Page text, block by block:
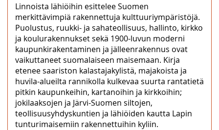
Linnoista lähiöihin esittelee Suomen
merkittävimpiä rakennettuja kulttuuriympäristöjä.
Puolustus, ruukki- ja sahateollisuus, hallinto, kirkko
ja koulurakennukset sekä 1900-luvun moderni
kaupunkirakentaminen ja jälleenrakennus ovat
vaikuttaneet suomalaiseen maisemaan. Kirja
etenee saariston kalastajakylistä, majakoista ja
huvila-alueilta rannikolla kulkevaa suurta rantatietä
pitkin kaupunkeihin, kartanoihin ja kirkkoihin;
jokilaaksojen ja Järvi-Suomen siltojen,
teollisuusyhdyskuntien ja lähiöiden kautta Lapin
tunturimaisemiin rakennettuihin kyliin.